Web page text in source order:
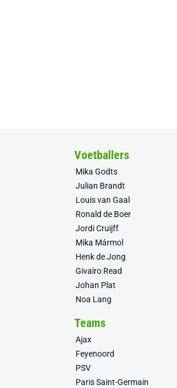
Voetballers
Mika Godts
Julian Brandt
Louis van Gaal
Ronald de Boer
Jordi Cruijff
Mika Mármol
Henk de Jong
Givairo Read
Johan Plat
Noa Lang
Teams
Ajax
Feyenoord
PSV
Paris Saint-Germain